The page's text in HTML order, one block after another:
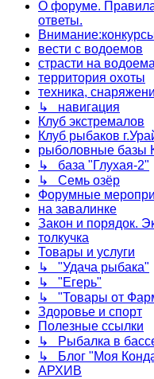
О форуме.
ответы.
вести с водоемов
страсти на
территория охоты
техника,
↳ навигация
Клуб экстремалов
Клуб рыбаков
рыболовные базы
↳ база "Глухая-2"
↳ Семь озёр
Форумные
на завалинке
Закон и порядок.
толкучка
Товары и услуги
↳ "Удача рыбака"
↳ "Егерь"
↳ "Товары от
Здоровье и спорт
Полезные ссылки
↳ Рыбалка в
↳ Блог "Моя
АРХИВ